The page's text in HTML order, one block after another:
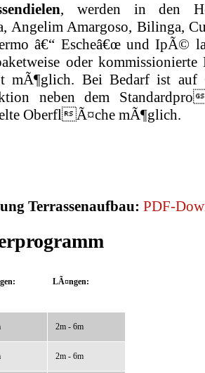
, werden in den
Angelim Amargoso, Bilinga,
â€“ Escheâ€œ und IpÃ©
oder
mÃ¶glich. Bei Bedarf ist auf
neben dem
OberflÃ¤che mÃ¶glich.
Terrassenaufbau: PDF-
LÃ¤ngen:
2m - 6m
2m - 6m